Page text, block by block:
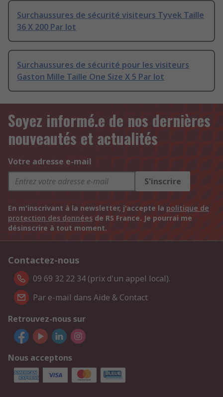
Surchaussures de sécurité visiteurs Tyvek Taille
36 X 200 Par lot
Surchaussures de sécurité pour les visiteurs
Gaston Mille Taille One Size X 5 Par lot
Soyez informé.e de nos dernières
nouveautés et actualités
Votre adresse e-mail
S'inscrire
En m'inscrivant à la newsletter, j'accepte la politique de
protection des données de RS France. Je pourrai me
désinscrire à tout moment.
Contactez-nous
09 69 32 22 34 (prix d'un appel local).
Par e-mail dans Aide & Contact
Retrouvez-nous sur
Nous acceptons